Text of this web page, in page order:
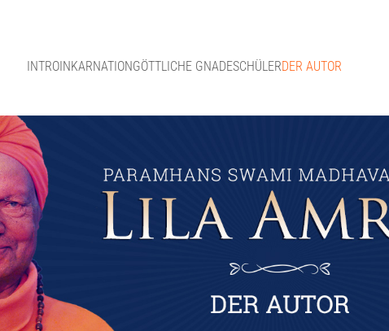
INTROINKARNATIONGÖTTLICHE GNADESCHÜLERDER AUTOR